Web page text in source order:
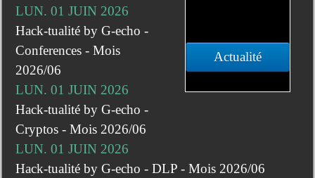
Actualité
LUN. 01 JUIN 2026
Hack-tualité by G-echo -
Conferences - Mois
2026/06
LUN. 01 JUIN 2026
Hack-tualité by G-echo -
Cryptos - Mois 2026/06
LUN. 01 JUIN 2026
Hack-tualité by G-echo - DLP - Mois 2026/06